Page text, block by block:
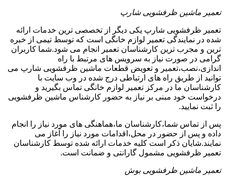
تعمیر ماشین ظرفشویی شارپ
تعمیر ظرفشویی شارپ یکی دیگر از تخصصی ترین خدمات ارائه
شده در نمایندگی تعمیر لوازم خانگی است که توسط تیمی از خبره
ترین و مجرب ترین کارشناسان تعمیر انجام می شود.شما کاربران
گرامی در صورت نیاز به سرویس های مرتبط با راه
اندازی،نصب،تعمیر و تعویض قطعات ماشین ظرفشویی شارپ می
توانید از طریق راه های ارتباطی درج شده در وب سایت با
کارشناسان ما در مرکز تعمیر لوازم خانگی تماس بگیرید و
درخواست خود مبنی بر نیاز به حضور کارشناس ماشین ظرفشویی
را ثبت نمایید.
پس از تماس شما،کارشناسان ما،هماهنگی های مورد نیاز را انجام
داده و پس از حضور در محل،اقدامات مورد نیاز را آغاز می
نمایند.شایان ذکر است کلیه خدمات ارائه شده توسط کارشناسان
تعمیر ظرفشویی مشمول گارانتی و ضمانت است.
تعمیر ماشین ظرفشویی بوش